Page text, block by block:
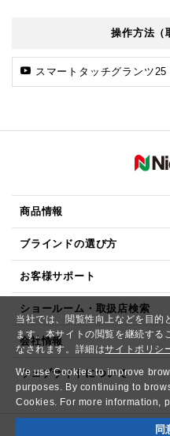
当社では、閲覧性向上などを目
ます。本サイトの閲覧を継続す
なされます。詳細はサイトポリシ
We use Cookies to improve
purposes. By continuing to
Cookies. For more information,
同
操作方法（
スマートタッチグランツ
商品情報
ブラインドの選び方
お客様サポート
ショールーム・取扱店検索
会社情報
ウェブサイトについて
Copyright© NICHIBEI